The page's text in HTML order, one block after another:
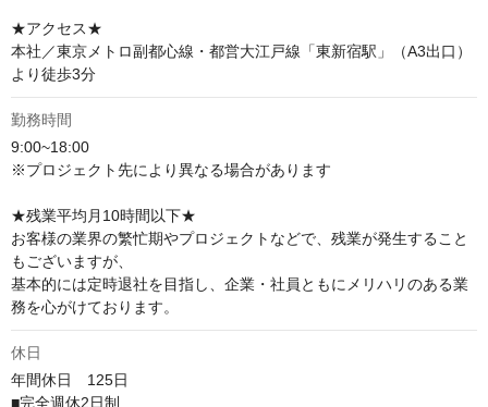
★アクセス★
本社／東京メトロ副都心線・都営大江戸線「東新宿駅」（A3出口）
より徒歩3分
勤務時間
9:00~18:00
※プロジェクト先により異なる場合があります
★残業平均月10時間以下★
お客様の業界の繁忙期やプロジェクトなどで、残業が発生すること
もございますが、
基本的には定時退社を目指し、企業・社員ともにメリハリのある業
務を心がけております。
休日
年間休日　125日
■完全週休2日制